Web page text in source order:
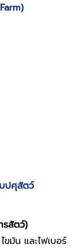
ปศุสัตว์
รสัตว์)
ขมัน และไฟเบอร์